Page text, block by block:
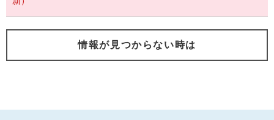
情報が見つからない時は